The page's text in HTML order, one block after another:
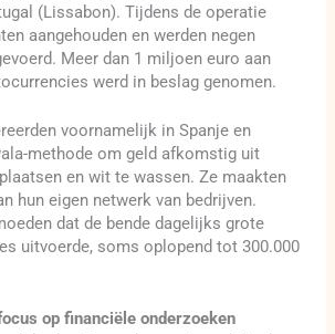
(Lissabon). Tijdens de operatie
aangehouden en werden negen
Meer dan 1 miljoen euro aan
werd in beslag genomen.
voornamelijk in Spanje en
methode om geld afkomstig uit
en wit te wassen. Ze maakten
hun eigen netwerk van bedrijven.
dat de bende dagelijks grote
uitvoerde, soms oplopend tot 300.000
op financiële onderzoeken